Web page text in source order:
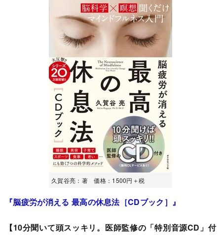
久賀谷亮：著 価格：1500円＋税
『脳疲労が消える 最高の休息法［CDブック］』
【10分聞いて頭スッキリ。医師監修の「特別音源CD」付